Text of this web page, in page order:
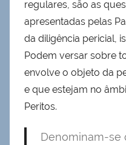
regulares, são as
apresentadas pelas
da diligência pericial,
Podem versar sobre
envolve o objeto da
e que estejam no
Peritos.
Denominam-se